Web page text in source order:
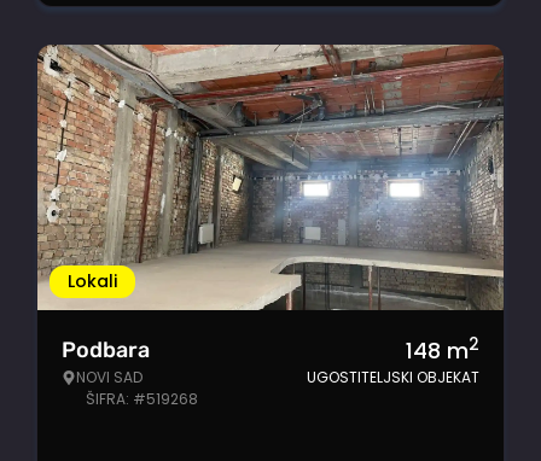
Lokali
Podbara
NOVI SAD
ŠIFRA: #519268
148 m2
UGOSTITELJSKI OBJEKAT